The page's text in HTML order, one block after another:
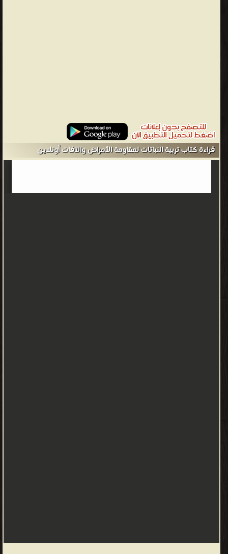
من وقاية النبات كتب علم الزراعة - مكتبة .
قراءة كتاب تربية النباتات لمقاومة الأمراض والآفات أونلاين